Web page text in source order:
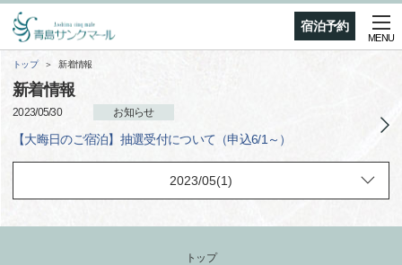
宿泊予約
MENU
トップ 新着情報
新着情報
2023/05/30 お知らせ
【大晦日のご宿泊】抽選受付について（申込6/1～）
トップ